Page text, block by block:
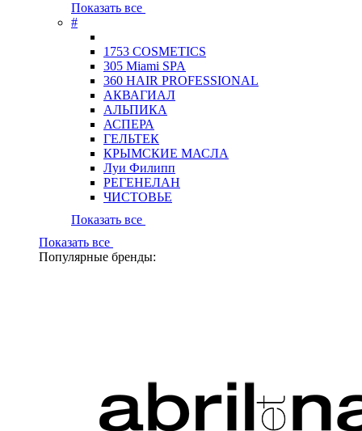
Показать все
#
1753 COSMETICS
305 Miami SPA
360 HAIR PROFESSIONAL
АКВАГИАЛ
АЛЬПИКА
АСПЕРА
ГЕЛЬТЕК
КРЫМСКИЕ МАСЛА
Луи Филипп
РЕГЕНЕЛАН
ЧИСТОВЬЕ
Показать все
Показать все
Популярные бренды: